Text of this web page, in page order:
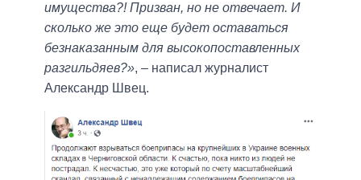
имущества?! Призван, но не отвечает. И
сколько же это еще будет оставаться
безнаказанным для высокопоставленных
разгильдяев?», – написал журналист
Александр Швец.